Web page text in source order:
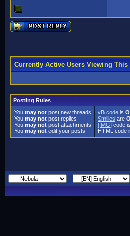
Currently Active Users Viewing
Posting Rules
You may not post new threads
You may not post replies
You may not post attachments
You may not edit your posts
vB code is
Smilies are
[IMG] code is
HTML code